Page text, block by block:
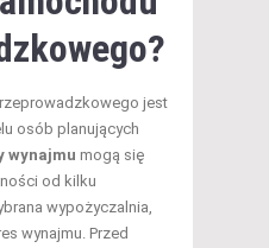
jest
osób planujących
wynajmu mogą się
od kilku
wypożyczalnia,
wynajmu. Przed